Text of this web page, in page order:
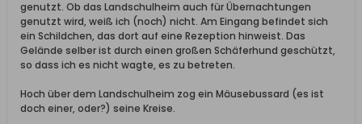
genutzt. Ob das Landschulheim auch für Übernachtungen
genutzt wird, weiß ich (noch) nicht. Am Eingang befindet sich
ein Schildchen, das dort auf eine Rezeption hinweist. Das
Gelände selber ist durch einen großen Schäferhund geschützt,
so dass ich es nicht wagte, es zu betreten.
Hoch über dem Landschulheim zog ein Mäusebussard (es ist
doch einer, oder?) seine Kreise.